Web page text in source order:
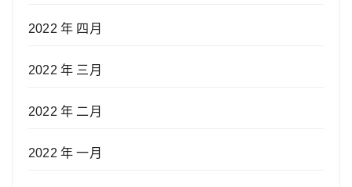
2022 年 四月
2022 年 三月
2022 年 二月
2022 年 一月